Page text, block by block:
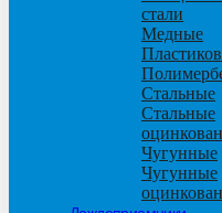
стали
Медные
Стальные
Стальные
Чугунные
Чугунные